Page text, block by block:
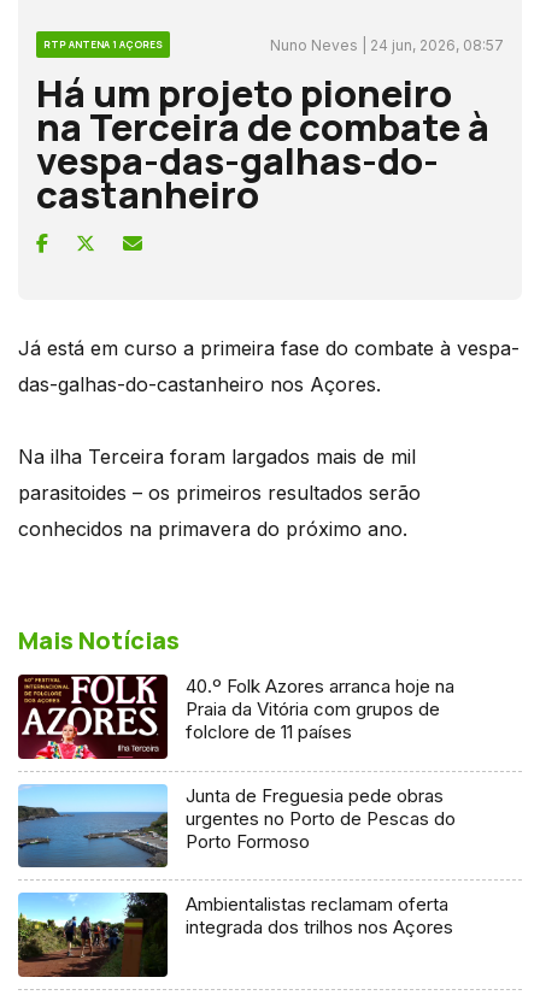
RTP ANTENA 1 AÇORES Nuno Neves | 24 jun, 2026, 08:57
Há um projeto pioneiro
na Terceira de combate à
vespa-das-galhas-do-
castanheiro
Já está em curso a primeira fase do combate à vespa-
das-galhas-do-castanheiro nos Açores.
Na ilha Terceira foram largados mais de mil
parasitoides – os primeiros resultados serão
conhecidos na primavera do próximo ano.
Mais Notícias
40.º Folk Azores arranca hoje na
Praia da Vitória com grupos de
folclore de 11 países
Junta de Freguesia pede obras
urgentes no Porto de Pescas do
Porto Formoso
Ambientalistas reclamam oferta
integrada dos trilhos nos Açores